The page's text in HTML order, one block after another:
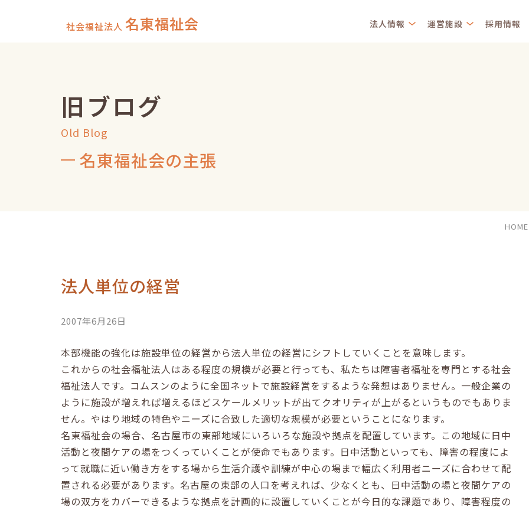
社会福祉法人 名東福祉会 法人情報 運営施設 採用情報
旧ブログ
Old Blog
名東福祉会の主張
HOME
法人単位の経営
2007年6月26日
本部機能の強化は施設単位の経営から法人単位の経営にシフトしていくことを意味します。
これからの社会福祉法人はある程度の規模が必要と行っても、私たちは障害者福祉を専門とする社会
福祉法人です。コムスンのように全国ネットで施設経営をするような発想はありません。一般企業の
ように施設が増えれば増えるほどスケールメリットが出てクオリティが上がるというものでもありま
せん。やはり地域の特色やニーズに合致した適切な規模が必要ということになります。
名東福祉会の場合、名古屋市の東部地域にいろいろな施設や拠点を配置しています。この地域に日中
活動と夜間ケアの場をつくっていくことが使命でもあります。日中活動といっても、障害の程度によ
って就職に近い働き方をする場から生活介護や訓練が中心の場まで幅広く利用者ニーズに合わせて配
置される必要があります。名古屋の東部の人口を考えれば、少なくとも、日中活動の場と夜間ケアの
場の双方をカバーできるような拠点を計画的に設置していくことが今日的な課題であり、障害程度の